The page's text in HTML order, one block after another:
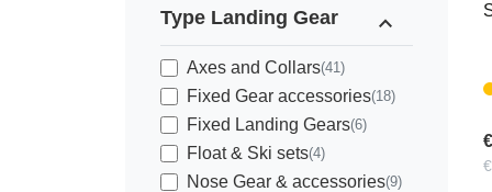
Type Landing Gear expand_less
Axes and Collars(41)
Fixed Gear accessories(18)
Fixed Landing Gears(6)
Float & Ski sets(4)
Nose Gear & accessories(9)